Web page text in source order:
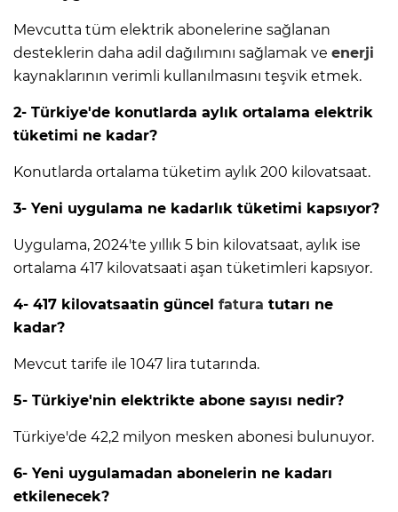
Mevcutta tüm elektrik abonelerine sağlanan
desteklerin daha adil dağılımını sağlamak ve enerji
kaynaklarının verimli kullanılmasını teşvik etmek.
2- Türkiye'de konutlarda aylık ortalama elektrik
tüketimi ne kadar?
Konutlarda ortalama tüketim aylık 200 kilovatsaat.
3- Yeni uygulama ne kadarlık tüketimi kapsıyor?
Uygulama, 2024'te yıllık 5 bin kilovatsaat, aylık ise
ortalama 417 kilovatsaati aşan tüketimleri kapsıyor.
4- 417 kilovatsaatin güncel fatura tutarı ne
kadar?
Mevcut tarife ile 1047 lira tutarında.
5- Türkiye'nin elektrikte abone sayısı nedir?
Türkiye'de 42,2 milyon mesken abonesi bulunuyor.
6- Yeni uygulamadan abonelerin ne kadarı
etkilenecek?